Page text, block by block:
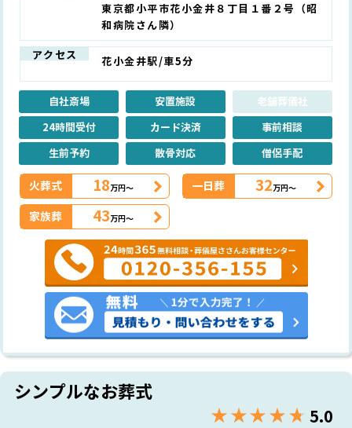
東京都小平市花小金井８丁目１番２号（昭
和病院さん隣）
アクセス 花小金井駅/車5分
自社斎場 安置施設
老舗葬儀社
24時間受付
カード決済
事前相談
生前予約
散骨対応 僧侶手配
火葬式 18万円～ 一日葬 32万円～
家族葬 43万円～
シンプルなお葬式
★★★★★
☆☆☆☆☆ 5.0